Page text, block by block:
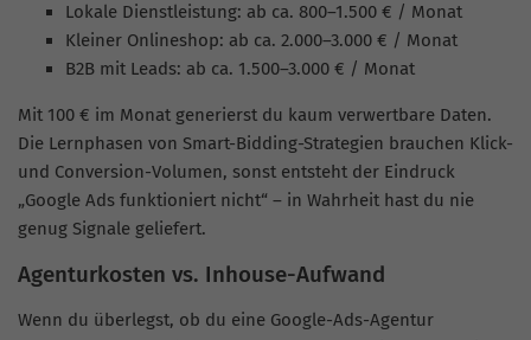
Lokale Dienstleistung: ab ca. 800–1.500 € / Monat
Kleiner Onlineshop: ab ca. 2.000–3.000 € / Monat
B2B mit Leads: ab ca. 1.500–3.000 € / Monat
Mit 100 € im Monat generierst du kaum verwertbare Daten.
Die Lernphasen von Smart-Bidding-Strategien brauchen Klick-
und Conversion-Volumen, sonst entsteht der Eindruck
„Google Ads funktioniert nicht“ – in Wahrheit hast du nie
genug Signale geliefert.
Agenturkosten vs. Inhouse-Aufwand
Wenn du überlegst, ob du eine Google-Ads-Agentur